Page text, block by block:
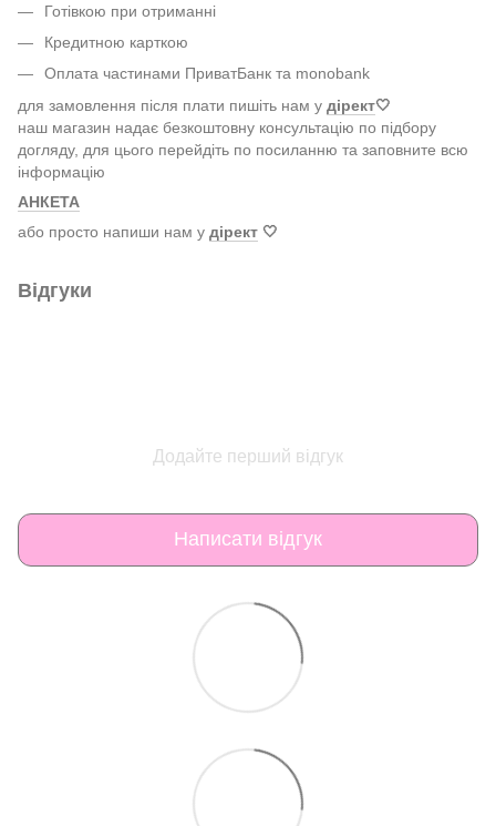
Готівкою при отриманні
Кредитною карткою
Оплата частинами ПриватБанк та monobank
для замовлення після плати пишіть нам у дірект🤍
наш магазин надає безкоштовну консультацію по підбору
догляду, для цього перейдіть по посиланню та заповните всю
інформацію
АНКЕТА
або просто напиши нам у дірект 🤍
Відгуки
Додайте перший відгук
Написати відгук